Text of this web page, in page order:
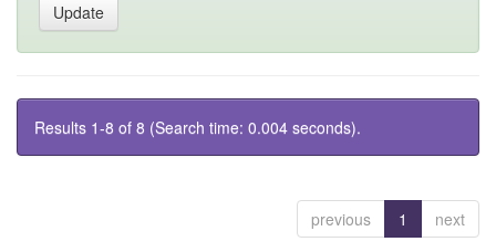
Results 1-8 of 8 (Search time: 0.004 seconds).
previous 1 next